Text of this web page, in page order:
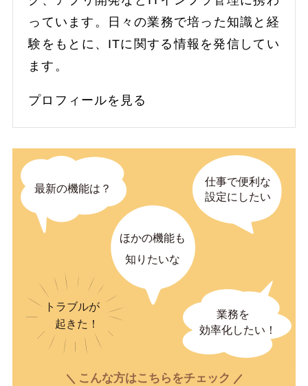
っています。日々の業務で培った知識と経
験をもとに、ITに関する情報を発信してい
ます。
プロフィールを見る
こんな方はこちらをチェック